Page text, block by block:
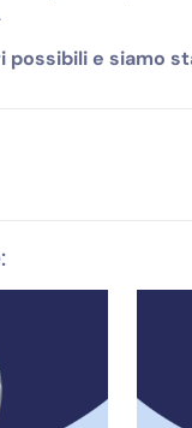
possibili e siamo